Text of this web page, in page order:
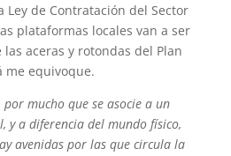
de Contratación del Sector
plataformas locales van a ser
aceras y rotondas del Plan
me equivoque.
mucho que se asocie a un
y a diferencia del mundo físico,
avenidas por las que circula la